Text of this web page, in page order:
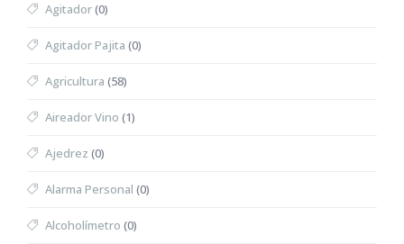
Agitador(0)
Agitador Pajita (0)
Agricultura (58)
Aireador Vino (1)
Ajedrez (0)
Alarma Personal (0)
Alcoholímetro (0)